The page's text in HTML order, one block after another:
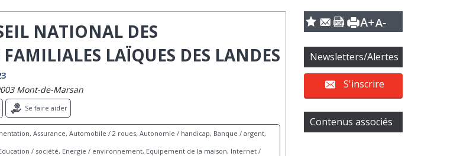
NATIONAL DES
LAÏQUES DES LANDES
Mont-de-Marsan
Se faire aider
Assurance, Automobile / 2 roues, Autonomie / handicap, Banque / argent,
/ société, Energie / environnement, Equipement de la maison, Internet /
Newsletters/Alertes
S'inscrire
Contenus associés